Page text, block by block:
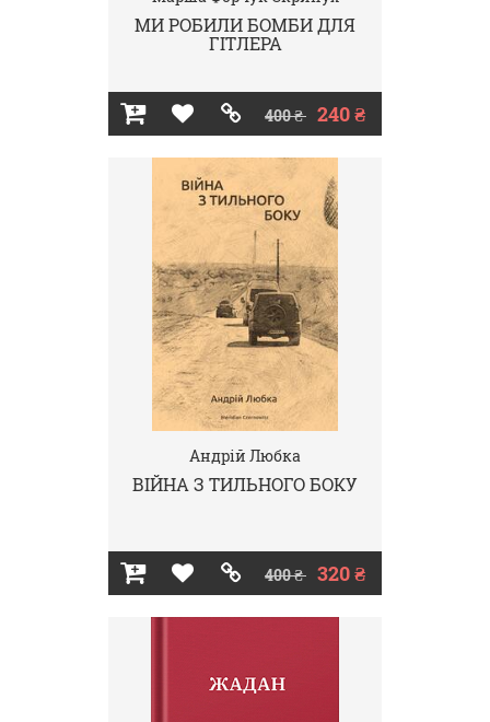
МИ РОБИЛИ БОМБИ ДЛЯ
ГІТЛЕРА
400 ₴ 240 ₴
Андрій Любка
ВІЙНА З ТИЛЬНОГО БОКУ
400 ₴ 320 ₴